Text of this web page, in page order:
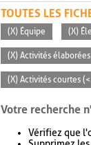
TOUTES LES
(X) Équipe (X)
(X) Activités
(X) Activités courtes
Votre recherche
Vérifiez que